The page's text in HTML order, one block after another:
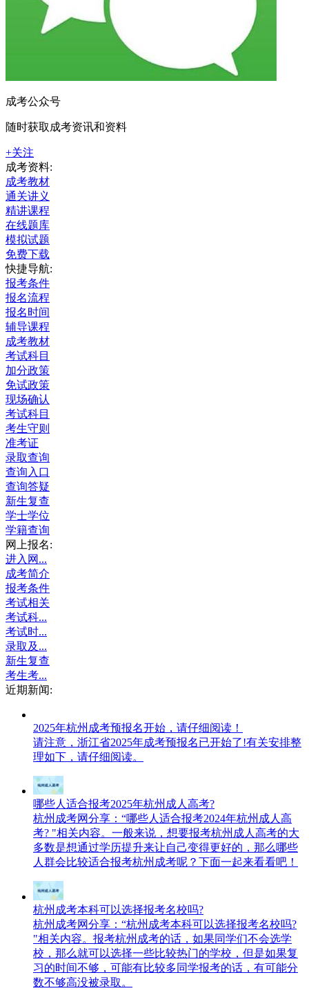
成考公众号
随时获取成考资讯和资料
+关注
成考资料:
成考教材
通关讲义
精讲课程
在线题库
模拟试题
免费下载
快捷导航:
报考条件
报名流程
报名时间
辅导课程
成考教材
考试科目
加分政策
免试政策
现场确认
考试科目
考生守则
准考证
录取查询
查询入口
查询答疑
新生复查
学士学位
学籍查询
网上报名:
进入网...
成考简介
报考条件
考试相关
考试科...
考试时...
录取及...
新生复查
考生考...
近期新闻:
2025年杭州成考预报名开始，请仔细阅读！
请注意，浙江省2025年成考预报名已开始了!有关安排整
理如下，请仔细阅读。
哪些人适合报考2025年杭州成人高考?
杭州成考网分享：“哪些人适合报考2024年杭州成人高
考? "相关内容。一般来说，想要报考杭州成人高考的大
多数是想通过学历提升来让自己变得更好的，那么哪些
人群会比较适合报考杭州成考呢？下面一起来看看吧！
杭州成考本科可以选择报考名校吗?
杭州成考网分享：“杭州成考本科可以选择报考名校吗?
"相关内容。报考杭州成考的话，如果同学们不会选学
校，那么就可以选择一些比较热门的学校，但是如果复
习的时间不够，可能有比较多同学报考的话，有可能分
数不够高没被录取。